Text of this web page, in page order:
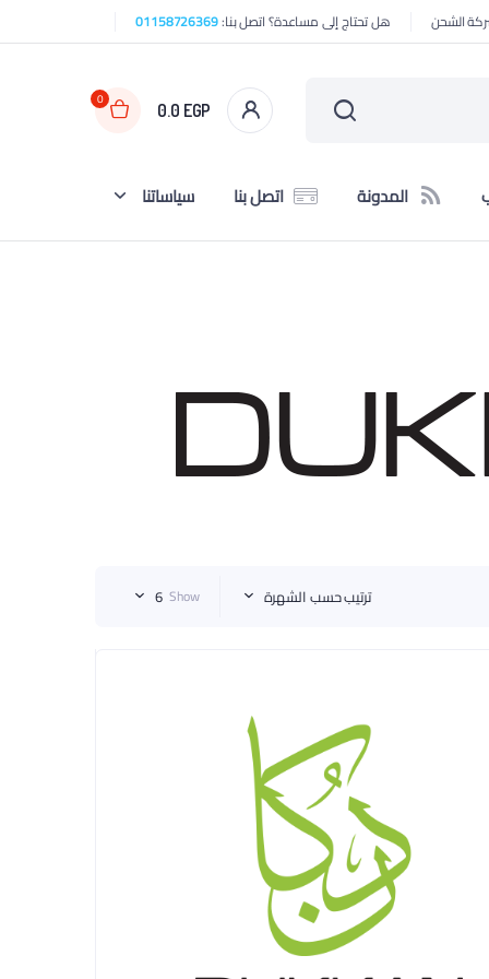
هل تحتاج إلى مساعدة؟ اتصل بنا:01158726369
0.0 EGP
0
المدونة اتصل بنا سياساتنا
ترتيب حسب الشهرة Show
6